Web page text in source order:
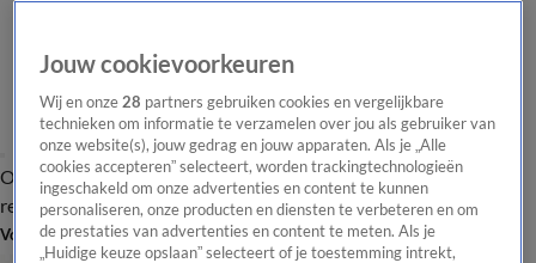
Overzicht Laatste nieuws Regionieuws Het beste van Hart
Tip de
redactie
Volg Hart van Nederland
Jouw cookievoorkeuren
Wij en onze28 partners gebruiken cookies en vergelijkbare
technieken om informatie te verzamelen over jou als gebruiker van
onze website(s), jouw gedrag en jouw apparaten. Als je „Alle
cookies accepteren” selecteert, worden trackingtechnologieën
ingeschakeld om onze advertenties en content te kunnen
personaliseren, onze producten en diensten te verbeteren en om
de prestaties van advertenties en content te meten. Als je
„Huidige keuze opslaan” selecteert of je toestemming intrekt,